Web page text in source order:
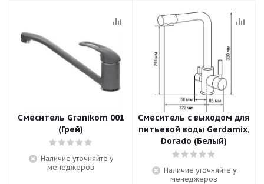
Смеситель Granikom 001
(Грей)
Наличие уточняйте у
менеджеров
Смеситель c выходом для
питьевой воды Gerdamix,
Dorado (Белый)
Наличие уточняйте у
менеджеров